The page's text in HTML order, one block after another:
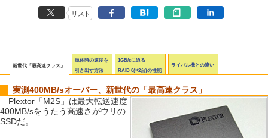
リスト
新世代「最高速クラス」
単体時の速度を
引き出す方法
1GB/sに迫る
RAID 0(×2台)の性能
ライバル機との違い
実測400MB/sオーバー、新世代の「最高速クラス」
Plextor「M2S」は最大転送速度
400MB/sをうたう高速さがウリの
SSDだ。